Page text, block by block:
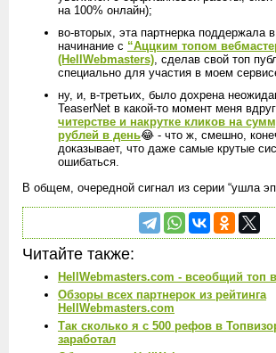
на 100% онлайн);
во-вторых, эта партнерка поддержала
начинание с “Аццким топом
(HellWebmasters), сделав свой топ
специально для участия в моем
ну, и, в-третьих, было дохрена
TeaserNet в какой-то момент меня вдруг
читерстве и накрутке кликов на
рублей в день😂 - что ж, смешно,
доказывает, что даже самые крутые
ошибаться.
В общем, очередной сигнал из серии “ушла
Читайте также:
HellWebmasters.com - всеобщий топ
Обзоры всех партнерок из рейтинга
HellWebmasters.com
Так сколько я с 500 рефов в
заработал